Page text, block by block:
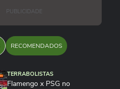
PUBLICIDADE
RECOMENDADOS
TERRABOLISTAS
Flamengo x PSG no